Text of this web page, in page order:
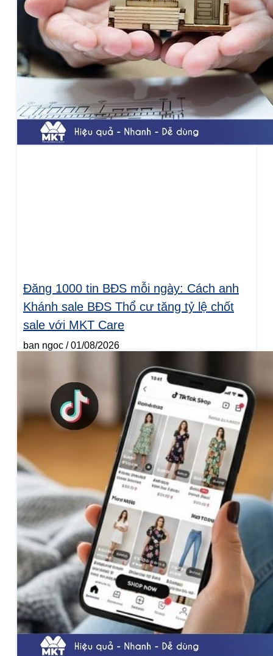
Đăng 1000 tin BĐS mỗi ngày: Cách anh
Khánh sale BĐS Thổ cư tăng tỷ lệ chốt
sale với MKT Care
ban ngoc 01/08/2026